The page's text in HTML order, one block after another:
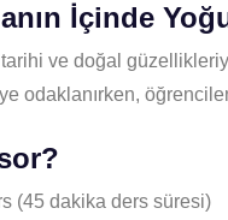
İçinde
ve doğal
odaklanırken,
(45 dakika ders süresi)